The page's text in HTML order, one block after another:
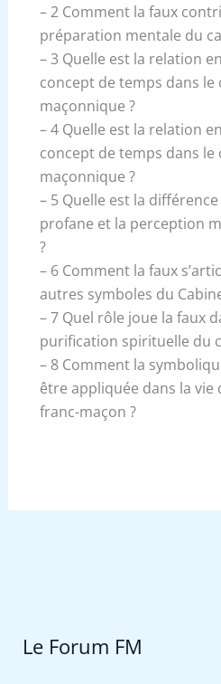
– 2 Comment la faux
préparation mentale du
– 3 Quelle est la relation
concept de temps dans le
maçonnique ?
– 4 Quelle est la relation
concept de temps dans le
maçonnique ?
– 5 Quelle est la
profane et la perception
?
– 6 Comment la faux
autres symboles du
– 7 Quel rôle joue la faux
purification spirituelle du
– 8 Comment la
être appliquée dans la vie
franc-maçon ?
Le Forum FM